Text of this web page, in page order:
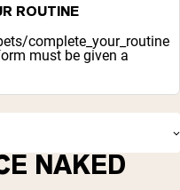
ROUTINE
complete_your_routine
must be given a
NAKED